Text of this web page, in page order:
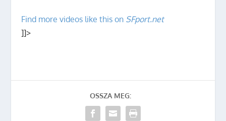
Find more videos like this on SFport.net
]]>
OSSZA MEG: